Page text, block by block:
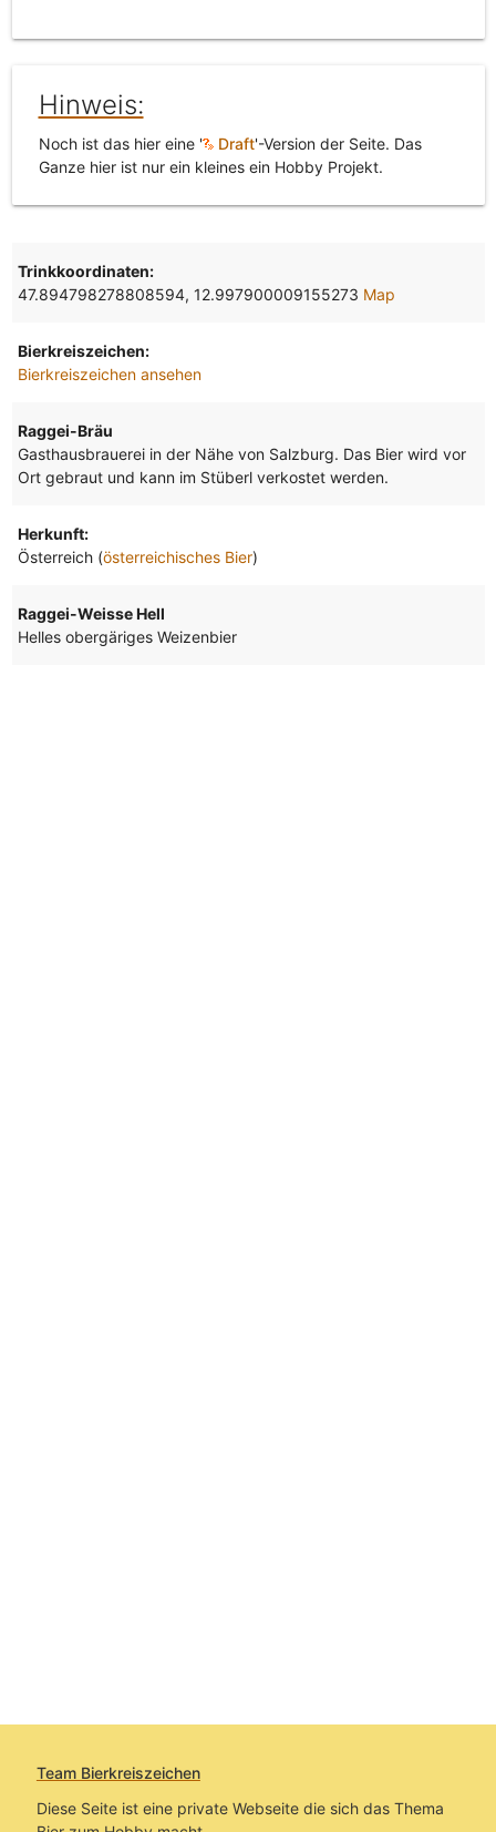
Hinweis:
Noch ist das hier eine ' Draft'-Version der Seite. Das
Ganze hier ist nur ein kleines ein Hobby Projekt.
Trinkkoordinaten:
47.894798278808594, 12.997900009155273 Map
Bierkreiszeichen:
Bierkreiszeichen ansehen
Raggei-Bräu
Gasthausbrauerei in der Nähe von Salzburg. Das Bier wird vor
Ort gebraut und kann im Stüberl verkostet werden.
Herkunft:
Österreich (österreichisches Bier)
Raggei-Weisse Hell
Helles obergäriges Weizenbier
Team Bierkreiszeichen
Diese Seite ist eine private Webseite die sich das Thema